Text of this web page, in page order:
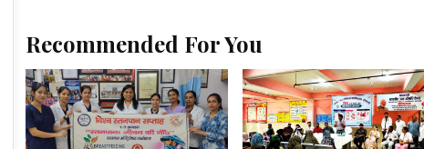
Recommended For You